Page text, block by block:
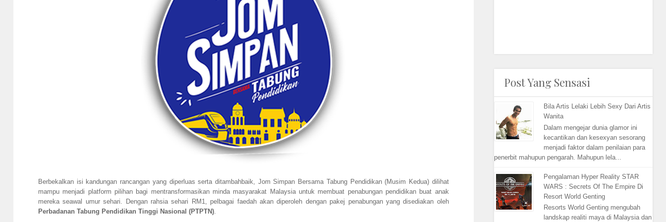
Berbekalkan isi kandungan rancangan yang diperluas serta ditambahbaik, Jom Simpan Bersama Tabung Pendidikan (Musim Kedua) dilihat
mampu menjadi platform pilihan bagi mentransformasikan minda masyarakat Malaysia untuk membuat penabungan pendidikan buat anak
mereka seawal umur sehari. Dengan rahsia sehari RM1, pelbagai faedah akan diperoleh dengan pakej penabungan yang disediakan oleh
Perbadanan Tabung Pendidikan Tinggi Nasional (PTPTN).
Post Yang Sensasi
Bila Artis Lelaki Lebih Sexy Dari Artis
Wanita
Dalam mengejar dunia glamor ini
kecantikan dan kesexyan sesorang
menjadi faktor dalam penilaian para
penerbit mahupun pengarah. Mahupun lela...
Pengalaman Hyper Reality STAR
WARS : Secrets Of The Empire Di
Resort World Genting
Resorts World Genting mengubah
landskap realiti maya di Malaysia dan